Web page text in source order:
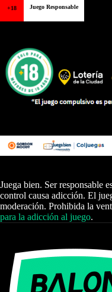
+18 Juego Responsable
Juega bien. Ser responsable
control causa adicción. El
moderación. Prohibida la
para la adicción al juego.